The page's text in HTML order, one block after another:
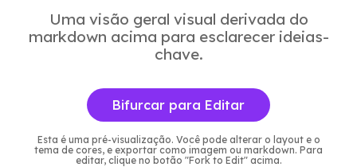
Uma visão geral visual derivada do
markdown acima para esclarecer ideias-
chave.
Bifurcar para Editar
Esta é uma pré-visualização. Você pode alterar o layout e o
tema de cores, e exportar como imagem ou markdown. Para
editar, clique no botão "Fork to Edit" acima.